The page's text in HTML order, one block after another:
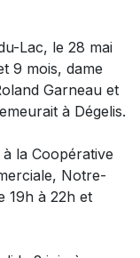
Lac, le 28 mai
9 mois, dame
Garneau et
à Dégelis.
la Coopérative
Notre-
19h à 22h et